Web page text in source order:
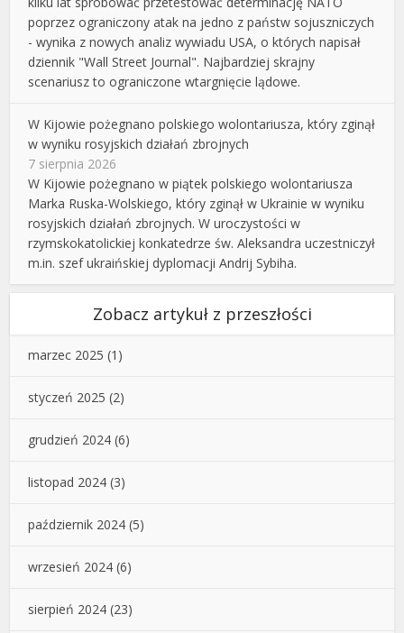
poprzez ograniczony atak na jedno z państw sojuszniczych
- wynika z nowych analiz wywiadu USA, o których napisał
dziennik "Wall Street Journal". Najbardziej skrajny
scenariusz to ograniczone wtargnięcie lądowe.
W Kijowie pożegnano polskiego wolontariusza, który zginął
w wyniku rosyjskich działań zbrojnych
7 sierpnia 2026
W Kijowie pożegnano w piątek polskiego wolontariusza
Marka Ruska-Wolskiego, który zginął w Ukrainie w wyniku
rosyjskich działań zbrojnych. W uroczystości w
rzymskokatolickiej konkatedrze św. Aleksandra uczestniczył
m.in. szef ukraińskiej dyplomacji Andrij Sybiha.
Zobacz artykuł z przeszłości
marzec 2025 (1)
styczeń 2025 (2)
grudzień 2024 (6)
listopad 2024 (3)
październik 2024 (5)
wrzesień 2024 (6)
sierpień 2024 (23)